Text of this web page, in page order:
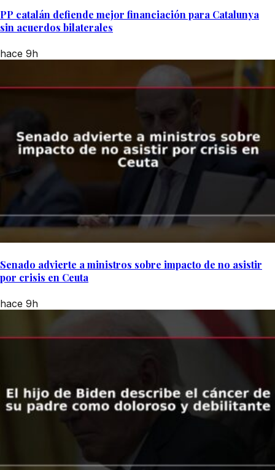
PP catalán defiende mejor financiación para Catalunya
sin acuerdos bilaterales
hace 9h
Senado advierte a ministros sobre impacto de no asistir
por crisis en Ceuta
hace 9h